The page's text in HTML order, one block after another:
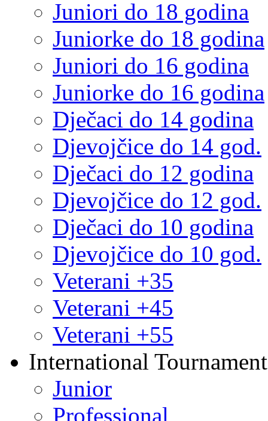
Juniori do 18 godina
Juniorke do 18 godina
Juniori do 16 godina
Juniorke do 16 godina
Dječaci do 14 godina
Djevojčice do 14 god.
Dječaci do 12 godina
Djevojčice do 12 god.
Dječaci do 10 godina
Djevojčice do 10 god.
Veterani +35
Veterani +45
Veterani +55
International
Junior
Professional